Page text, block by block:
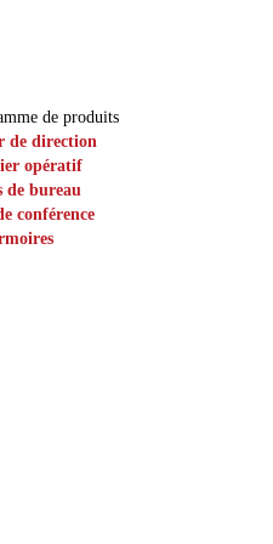
de produits
de direction
opératif
de bureau
conférence